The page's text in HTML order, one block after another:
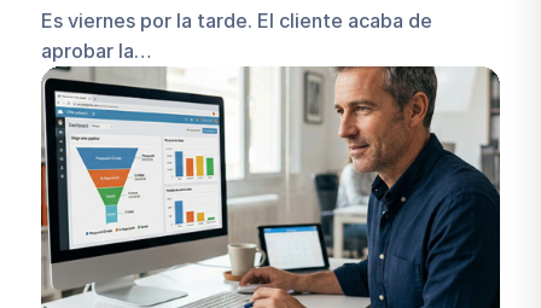
Es viernes por la tarde. El cliente acaba de
aprobar la…